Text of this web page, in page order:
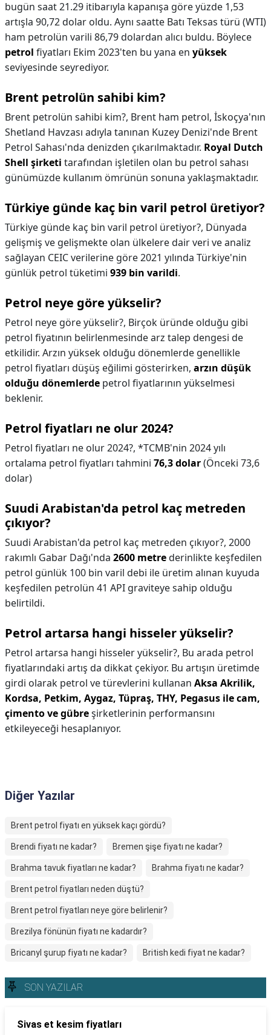
bugün saat 21.29 itibarıyla kapanışa göre yüzde 1,53
artışla 90,72 dolar oldu. Aynı saatte Batı Teksas türü (WTI)
ham petrolün varili 86,79 dolardan alıcı buldu. Böylece
petrol fiyatları Ekim 2023'ten bu yana en yüksek
seviyesinde seyrediyor.
Brent petrolün sahibi kim?
Brent petrolün sahibi kim?, Brent ham petrol, İskoçya'nın
Shetland Havzası adıyla tanınan Kuzey Denizi'nde Brent
Petrol Sahası'nda denizden çıkarılmaktadır. Royal Dutch
Shell şirketi tarafından işletilen olan bu petrol sahası
günümüzde kullanım ömrünün sonuna yaklaşmaktadır.
Türkiye günde kaç bin varil petrol üretiyor?
Türkiye günde kaç bin varil petrol üretiyor?, Dünyada
gelişmiş ve gelişmekte olan ülkelere dair veri ve analiz
sağlayan CEIC verilerine göre 2021 yılında Türkiye'nin
günlük petrol tüketimi 939 bin varildi.
Petrol neye göre yükselir?
Petrol neye göre yükselir?, Birçok üründe olduğu gibi
petrol fiyatının belirlenmesinde arz talep dengesi de
etkilidir. Arzın yüksek olduğu dönemlerde genellikle
petrol fiyatları düşüş eğilimi gösterirken, arzın düşük
olduğu dönemlerde petrol fiyatlarının yükselmesi
beklenir.
Petrol fiyatları ne olur 2024?
Petrol fiyatları ne olur 2024?, *TCMB'nin 2024 yılı
ortalama petrol fiyatları tahmini 76,3 dolar(Önceki 73,6
dolar)
Suudi Arabistan'da petrol kaç metreden
çıkıyor?
Suudi Arabistan'da petrol kaç metreden çıkıyor?, 2000
rakımlı Gabar Dağı'nda 2600 metrederinlikte keşfedilen
petrol günlük 100 bin varil debi ile üretim alınan kuyuda
keşfedilen petrolün 41 API graviteye sahip olduğu
belirtildi.
Petrol artarsa hangi hisseler yükselir?
Petrol artarsa hangi hisseler yükselir?, Bu arada petrol
fiyatlarındaki artış da dikkat çekiyor. Bu artışın üretimde
girdi olarak petrol ve türevlerini kullanan Aksa Akrilik,
Kordsa, Petkim, Aygaz, Tüpraş, THY, Pegasus ile cam,
çimento ve gübreşirketlerinin performansını
etkileyeceği hesaplanıyor.
Diğer Yazılar
Brent petrol fiyatı en yüksek kaçı gördü?
Brendi fiyatı ne kadar? Bremen şişe fiyatı ne kadar?
Brahma tavuk fiyatları ne kadar? Brahma fiyatı ne kadar?
Brent petrol fiyatları neden düştü?
Brent petrol fiyatları neye göre belirlenir?
Brezilya fönünün fiyatı ne kadardır?
Bricanyl şurup fiyatı ne kadar? British kedi fiyat ne kadar?
SON YAZILAR
Sivas et kesim fiyatları